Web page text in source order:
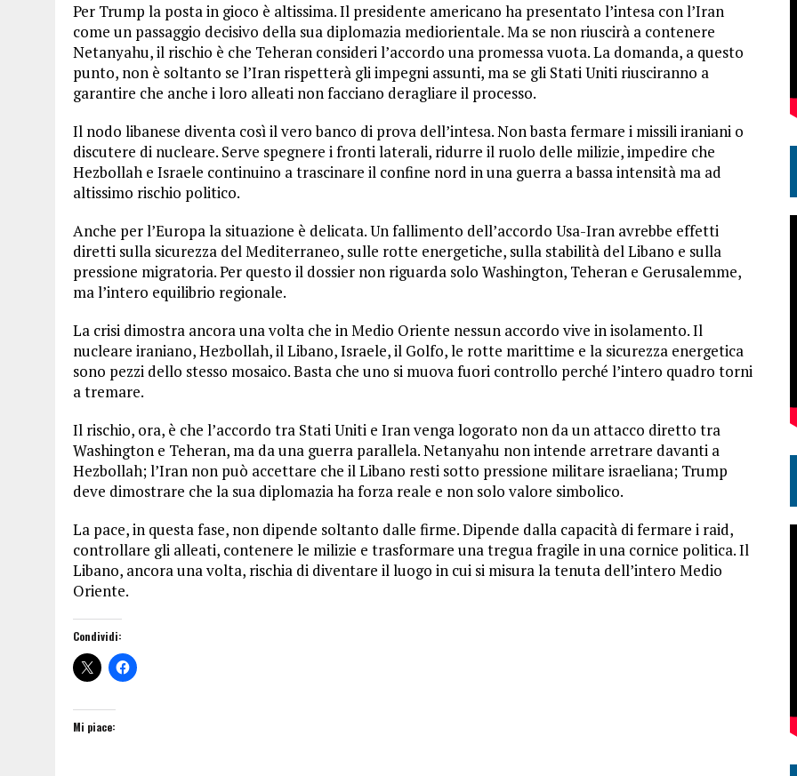
Per Trump la posta in gioco è altissima. Il presidente americano ha presentato l’intesa con l’Iran
come un passaggio decisivo della sua diplomazia mediorientale. Ma se non riuscirà a contenere
Netanyahu, il rischio è che Teheran consideri l’accordo una promessa vuota. La domanda, a questo
punto, non è soltanto se l’Iran rispetterà gli impegni assunti, ma se gli Stati Uniti riusciranno a
garantire che anche i loro alleati non facciano deragliare il processo.
Il nodo libanese diventa così il vero banco di prova dell’intesa. Non basta fermare i missili iraniani o
discutere di nucleare. Serve spegnere i fronti laterali, ridurre il ruolo delle milizie, impedire che
Hezbollah e Israele continuino a trascinare il confine nord in una guerra a bassa intensità ma ad
altissimo rischio politico.
Anche per l’Europa la situazione è delicata. Un fallimento dell’accordo Usa-Iran avrebbe effetti
diretti sulla sicurezza del Mediterraneo, sulle rotte energetiche, sulla stabilità del Libano e sulla
pressione migratoria. Per questo il dossier non riguarda solo Washington, Teheran e Gerusalemme,
ma l’intero equilibrio regionale.
La crisi dimostra ancora una volta che in Medio Oriente nessun accordo vive in isolamento. Il
nucleare iraniano, Hezbollah, il Libano, Israele, il Golfo, le rotte marittime e la sicurezza energetica
sono pezzi dello stesso mosaico. Basta che uno si muova fuori controllo perché l’intero quadro torni
a tremare.
Il rischio, ora, è che l’accordo tra Stati Uniti e Iran venga logorato non da un attacco diretto tra
Washington e Teheran, ma da una guerra parallela. Netanyahu non intende arretrare davanti a
Hezbollah; l’Iran non può accettare che il Libano resti sotto pressione militare israeliana; Trump
deve dimostrare che la sua diplomazia ha forza reale e non solo valore simbolico.
La pace, in questa fase, non dipende soltanto dalle firme. Dipende dalla capacità di fermare i raid,
controllare gli alleati, contenere le milizie e trasformare una tregua fragile in una cornice politica. Il
Libano, ancora una volta, rischia di diventare il luogo in cui si misura la tenuta dell’intero Medio
Oriente.
Condividi:
Mi piace: